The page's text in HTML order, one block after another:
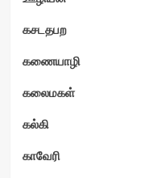
கசடதபற
கணையாழி
கலைமகள்
கல்கி
காவேரி